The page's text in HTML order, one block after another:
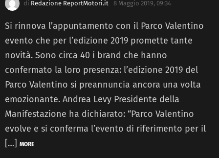
di Redazione ReportMotori.it 8 Maggio 2019, 09:34
Si rinnova l’appuntamento con il Parco Valentino
evento che per l’edizione 2019 promette tante
novità. Sono circa 40 i brand che hanno
confermato la loro presenza: l’edizione 2019 del
Parco Valentino si preannuncia ancora una volta
emozionante. Andrea Levy Presidente della
Manifestazione ha dichiarato: “Parco Valentino
evolve e si conferma l’evento di riferimento per il
[…] MORE